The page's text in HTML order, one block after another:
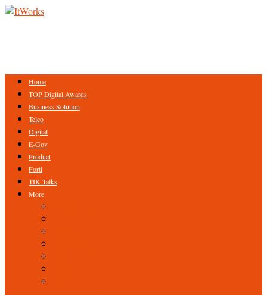
Home
TOP Digital Awards
Business Solution
Telco
Digital
E-Gov
Product
Forti
TIK Talks
More